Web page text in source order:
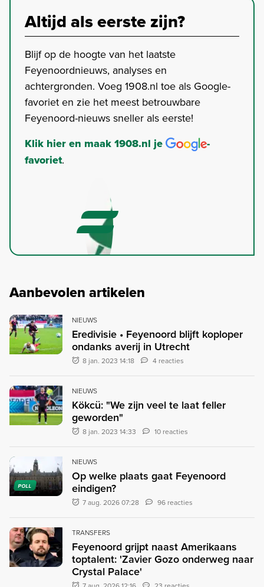
Altijd als eerste zijn?
Blijf op de hoogte van het laatste
Feyenoordnieuws, analyses en
achtergronden. Voeg 1908.nl toe als Google-
favoriet en zie het meest betrouwbare
Feyenoord-nieuws sneller als eerste!
Klik hier en maak 1908.nl je
-
favoriet.
Aanbevolen artikelen
NIEUWS
Eredivisie • Feyenoord blijft koploper
ondanks averij in Utrecht
8 jan. 2023 14:18 4 reacties
NIEUWS
Kökcü: "We zijn veel te laat feller
geworden"
8 jan. 2023 14:33 10 reacties
POLL
NIEUWS
Op welke plaats gaat Feyenoord
eindigen?
7 aug. 2026 07:28 96 reacties
TRANSFERS
Feyenoord grijpt naast Amerikaans
toptalent: 'Zavier Gozo onderweg naar
Crystal Palace'